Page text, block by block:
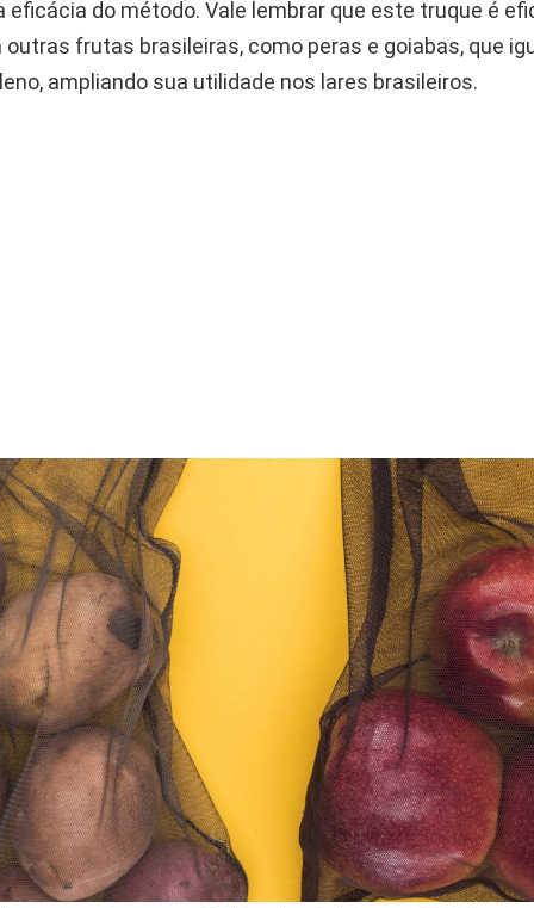
eficácia do método. Vale lembrar que este truque é
frutas brasileiras, como peras e goiabas, que
ampliando sua utilidade nos lares brasileiros.